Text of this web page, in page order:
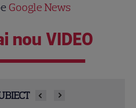
Google News
nou VIDEO